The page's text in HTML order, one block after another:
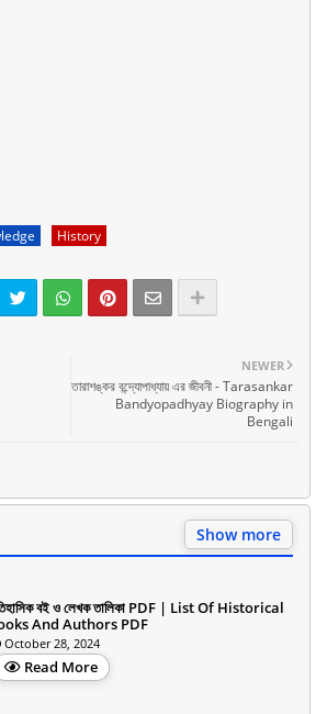
History
NEWER
তারাশঙ্কর বন্দ্যোপাধ্যায় এর জীবনী - Tarasankar
Bandyopadhyay Biography in
Bengali
Show more
বই ও লেখক তালিকা PDF | List Of Historical
And Authors PDF
October 28, 2024
Read More